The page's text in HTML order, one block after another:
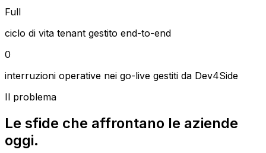
Full
ciclo di vita tenant gestito end-to-end
0
interruzioni operative nei go-live gestiti da Dev4Side
Il problema
Le sfide che affrontano le aziende
oggi.